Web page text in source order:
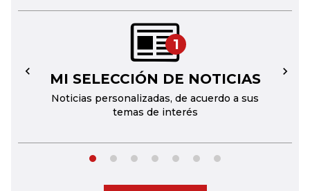
1
MI SELECCIÓN DE NOTICIAS
Noticias personalizadas, de acuerdo a sus
temas de interés
← →